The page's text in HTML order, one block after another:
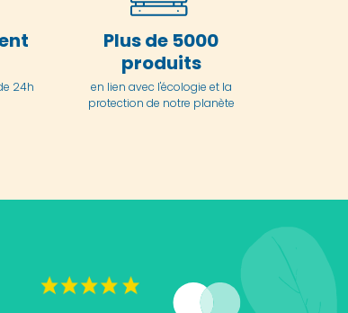
24h
Plus de 5000
produits
en lien avec l'écologie et la
protection de notre planète